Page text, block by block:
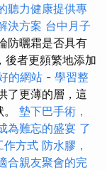
聽力健康提供專
決方案 台中月子
防曬霜是否具有
後者更頻繁地添加
的網站 - 學習整
了更薄的層，這
墊下巴手術，
為難忘的盛宴 了
作方式 防水膠，
合親友聚會的完